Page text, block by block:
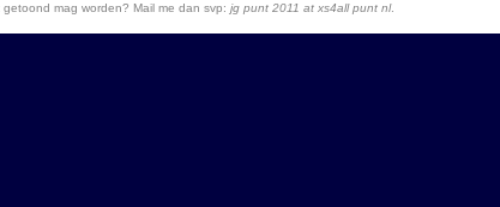
mag worden? Mail me dan svp: jg punt 2011 at xs4all punt nl.